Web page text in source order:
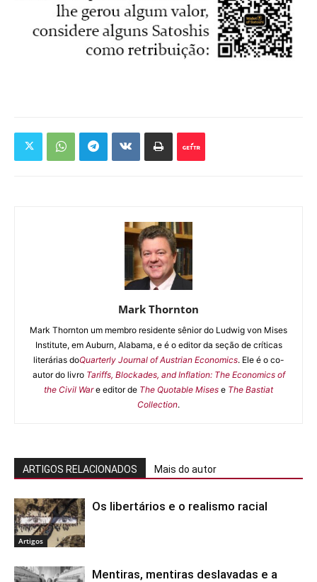
Mark Thornton
Mark Thornton um membro residente sênior do Ludwig von Mises
Institute, em Auburn, Alabama, e é o editor da seção de críticas
literárias doQuarterly Journal of Austrian Economics. Ele é o co-
autor do livro Tariffs, Blockades, and Inflation: The Economics of
the Civil Ware editor de The Quotable Mises e The Bastiat
Collection.
ARTIGOS RELACIONADOS Mais do autor
Artigos
Os libertários e o realismo racial
Mentiras, mentiras deslavadas e a